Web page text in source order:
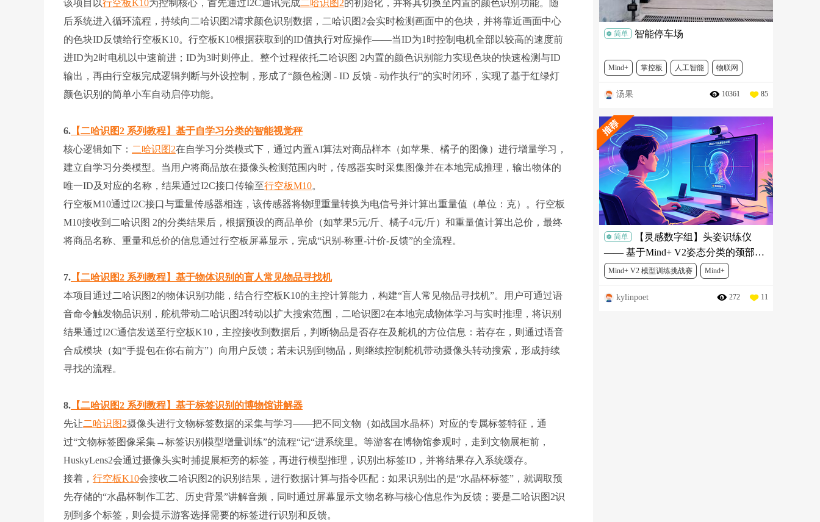
该项目以行空板K10为控制核心，首先通过I2C通讯完成二哈识图2的初始化，并将其切换至内置的颜色识别功能。随
后系统进入循环流程，持续向二哈识图2请求颜色识别数据，二哈识图2会实时检测画面中的色块，并将靠近画面中心
的色块ID反馈给行空板K10。行空板K10根据获取到的ID值执行对应操作——当ID为1时控制电机全部以较高的速度前
进ID为2时电机以中速前进；ID为3时则停止。整个过程依托二哈识图 2内置的颜色识别能力实现色块的快速检测与ID
输出，再由行空板完成逻辑判断与外设控制，形成了“颜色检测 - ID 反馈 - 动作执行”的实时闭环，实现了基于红绿灯
颜色识别的简单小车自动启停功能。
6. 【二哈识图2 系列教程】基于自学习分类的智能视觉秤
核心逻辑如下： 二哈识图2在自学习分类模式下，通过内置AI算法对商品样本（如苹果、橘子的图像）进行增量学习，
建立自学习分类模型。当用户将商品放在摄像头检测范围内时，传感器实时采集图像并在本地完成推理，输出物体的
唯一ID及对应的名称，结果通过I2C接口传输至行空板M10。
行空板M10通过I2C接口与重量传感器相连，该传感器将物理重量转换为电信号并计算出重量值（单位：克）。行空板
M10接收到二哈识图 2的分类结果后，根据预设的商品单价（如苹果5元/斤、橘子4元/斤）和重量值计算出总价，最终
将商品名称、重量和总价的信息通过行空板屏幕显示，完成“识别-称重-计价-反馈”的全流程。
7. 【二哈识图2 系列教程】基于物体识别的盲人常见物品寻找机
本项目通过二哈识图2的物体识别功能，结合行空板K10的主控计算能力，构建“盲人常见物品寻找机”。用户可通过语
音命令触发物品识别，舵机带动二哈识图2转动以扩大搜索范围，二哈识图2在本地完成物体学习与实时推理，将识别
结果通过I2C通信发送至行空板K10，主控接收到数据后，判断物品是否存在及舵机的方位信息：若存在，则通过语音
合成模块（如“手提包在你右前方”）向用户反馈；若未识别到物品，则继续控制舵机带动摄像头转动搜索，形成持续
寻找的流程。
8. 【二哈识图2 系列教程】基于标签识别的博物馆讲解器
先让二哈识图2摄像头进行文物标签数据的采集与学习——把不同文物（如战国水晶杯）对应的专属标签特征，通
过“文物标签图像采集→标签识别模型增量训练”的流程“记“进系统里。等游客在博物馆参观时，走到文物展柜前，
HuskyLens2会通过摄像头实时捕捉展柜旁的标签，再进行模型推理，识别出标签ID，并将结果存入系统缓存。
接着， 行空板K10会接收二哈识图2的识别结果，进行数据计算与指令匹配：如果识别出的是“水晶杯标签”，就调取预
先存储的“水晶杯制作工艺、历史背景”讲解音频，同时通过屏幕显示文物名称与核心信息作为反馈；要是二哈识图2识
别到多个标签，则会提示游客选择需要的标签进行识别和反馈。​
简单 智能停车场
Mind+ 掌控板 人工智能 物联网
DF冬季AI挑战赛 SER0039
DFR0608-1
汤果 10361 85
简单
【灵感数字组】头姿识练仪
—— 基于Mind+ V2姿态分类的颈部舒
缓锻炼项目
Mind+ V2 模型训练挑战赛 Mind+
人工智能
kylinpoet 272 11